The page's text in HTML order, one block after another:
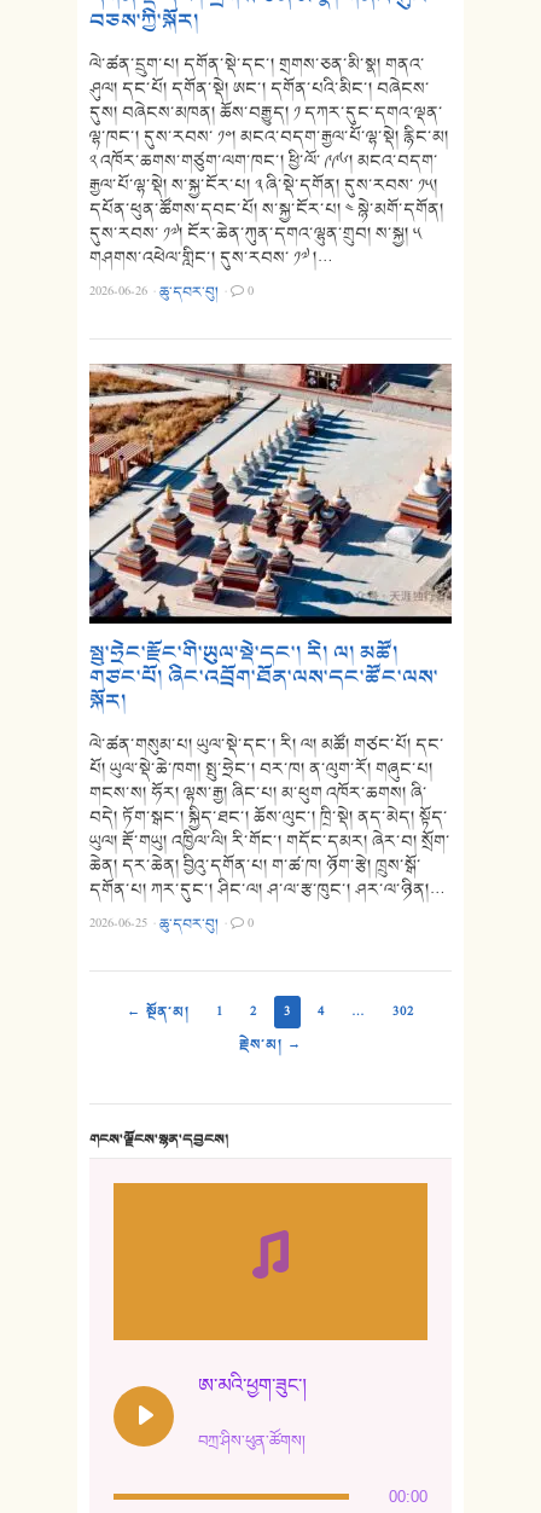
བཅས་ཀྱི་སྐོར།
ལེ་ཚན་དྲུག་པ། དགོན་སྡེ་དང་། གྲགས་ཅན་མི་སྣ། གནའ་
ཤུལ། དང་པོ། དགོན་སྡེ། ཨང་། དགོན་པའི་མིང་། བཞེངས་
དུས། བཞེངས་མཁན། ཆོས་བརྒྱུད། ༡ དཀར་དུང་དགའ་ལྡན་
ལྷ་ཁང་། དུས་རབས་ ༡༠། མངའ་བདག་རྒྱལ་པོ་ལྷ་སྡེ། རྙིང་མ།
༢ འཁོར་ཆགས་གཙུག་ལག་ཁང་། ཕྱི་ལོ་ ༩༩༦། མངའ་བདག་
རྒྱལ་པོ་ལྷ་སྡེ། ས་སྐྱ་ངོར་པ། ༣ ཞི་སྡེ་དགོན། དུས་རབས་ ༡༥།
དཔོན་ཕུན་ཚོགས་དབང་པོ། ས་སྐྱ་ངོར་པ། ༤ སྙེ་མགོ་དགོན།
དུས་རབས་ ༡༧། ངོར་ཆེན་ཀུན་དགའ་ལྷུན་གྲུབ། ས་སྐྱ། ༥
གཤགས་འཕེལ་གླིང་། དུས་རབས་ ༡༧ །…
2026-06-26 ·ཆུ་དབར་བུ། · 0
སྤུ་ཧྲེང་རྫོང་གི་ཡུལ་སྡེ་དང་། རི། ལ། མཚོ།
གཙང་པོ། ཞིང་འབྲོག་ཐོན་ལས་དང་ཚོང་ལས་
སྐོར།
ལེ་ཚན་གསུམ་པ། ཡུལ་སྡེ་དང་། རི། ལ། མཚོ། གཙང་པོ། དང་
པོ། ཡུལ་སྡེ་ཆེ་ཁག། སྤུ་ཧྲེང་། བར་ཁ། ན་ལུག་རོ། གཞུང་པ།
གངས་ས། ཧོར། ལྷས་རྒྱ། ཞིང་པ། མ་ཕུག འཁོར་ཆགས། ཞི་
བདེ། ཏོག་སྒང་། སྐྱིད་ཐང་། ཆོས་ལུང་། ཁྲི་སྡེ། ནད་མེད། སྟོད་
ཡུལ། རྡོ་གཡུ། འཁྱིལ་ལི། རི་གོང་། གདོང་དམར། ཞེར་བ། སྲོག་
ཆེན། དར་ཆེན། བྱིའུ་དགོན་པ། ག་ཚ་ཁ། ཉོག་རྩེ། ཁྲུས་སྒོ་
དགོན་པ། ཀར་དུང་། ཤིང་ལ། ཤ་ལ་རྩ་ཁུང་། ཤར་ལ་ཉིན།…
2026-06-25 ·ཆུ་དབར་བུ། · 0
← སྔོན་མ། 1 2 3 4 …
302
རྗེས་མ། →
གངས་ལྗོངས་སྙན་དབྱངས།
ཨ་མའི་ཕྱག་ཟུང་།
བཀྲ་ཤིས་ཕུན་ཚོགས།
00:00